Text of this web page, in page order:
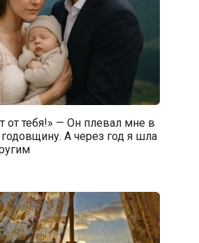
от тебя!» — Он плевал мне в
А через год я шла